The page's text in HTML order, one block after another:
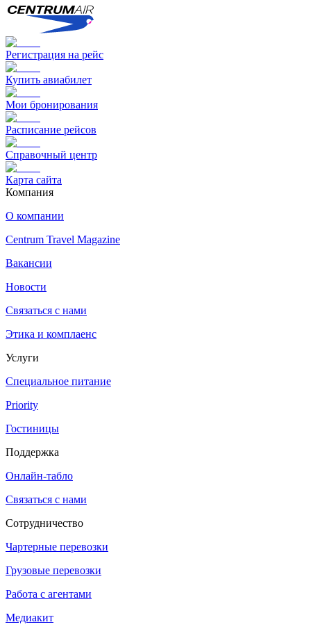
Регистрация на рейс
Купить авиабилет
Мои бронирования
Расписание рейсов
Справочный центр
Карта сайта
Компания
О компании
Centrum Travel Magazine
Вакансии
Новости
Связаться с нами
Этика и комплаенс
Услуги
Специальное питание
Priority
Гостиницы
Поддержка
Онлайн-табло
Связаться с нами
Сотрудничество
Чартерные перевозки
Грузовые перевозки
Работа с агентами
Медиакит